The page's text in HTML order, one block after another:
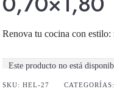
Renova tu cocina con
Este producto no está
SKU: HEL-27 CATEGORÍAS: